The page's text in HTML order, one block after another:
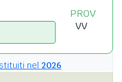
PROV
nel 2026